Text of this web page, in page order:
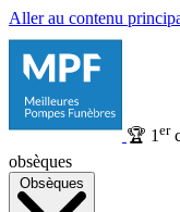
Aller au contenu
🏆 1 er
obsèques
Obsèques